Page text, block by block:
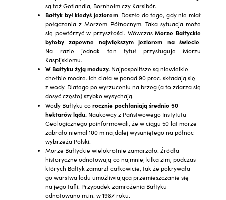
są też Gotlandia, Bornholm czy Karsibór.
Bałtyk był kiedyś jeziorem. Doszło do tego, gdy nie miał
połączenia z Morzem Północnym. Taka sytuacja może
się powtórzyć w przyszłości. WówczasMorze Bałtyckie
byłoby zapewne największym jeziorem na świecie.
Na razie jednak ten tytuł przysługuje Morzu
Kaspijskiemu.
W Bałtyku żyją meduzy. Najpospolitsze są niewielkie
chełbie modre. Ich ciała w ponad 90 proc. składają się
z wody. Dlatego po wyrzuceniu na brzeg (a to zdarza się
dosyć często) szybko wysychają.
Wody Bałtyku corocznie pochłaniają średnio 50
hektarów lądu. Naukowcy z Państwowego Instytutu
Geologicznego poinformowali, że w ciągu 50 lat morze
zabrało niemal 100 m najdalej wysuniętego na północ
wybrzeża Polski.
Morze Bałtyckie wielokrotnie zamarzało. Źródła
historyczne odnotowują co najmniej kilka zim, podczas
których Bałtyk zamarzł całkowicie, tak że pokrywała
go warstwa lodu umożliwiająca przemieszczanie się
na jego tafli. Przypadek zamrożenia Bałtyku
odnotowano m.in. w 1987 roku.